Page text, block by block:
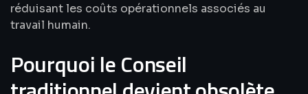
réduisant les coûts opérationnels associés au
travail humain.
Pourquoi le Conseil